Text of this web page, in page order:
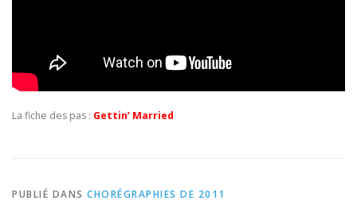
La fiche des pas : Gettin’ Married
PUBLIÉ DANS CHORÉGRAPHIES DE 2011